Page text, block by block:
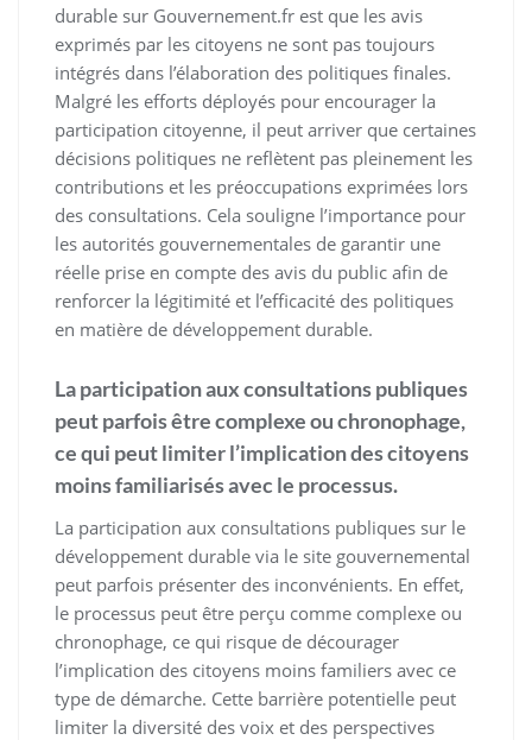
durable sur Gouvernement.fr est que les avis
exprimés par les citoyens ne sont pas toujours
intégrés dans l’élaboration des politiques finales.
Malgré les efforts déployés pour encourager la
participation citoyenne, il peut arriver que certaines
décisions politiques ne reflètent pas pleinement les
contributions et les préoccupations exprimées lors
des consultations. Cela souligne l’importance pour
les autorités gouvernementales de garantir une
réelle prise en compte des avis du public afin de
renforcer la légitimité et l’efficacité des politiques
en matière de développement durable.
La participation aux consultations publiques
peut parfois être complexe ou chronophage,
ce qui peut limiter l’implication des citoyens
moins familiarisés avec le processus.
La participation aux consultations publiques sur le
développement durable via le site gouvernemental
peut parfois présenter des inconvénients. En effet,
le processus peut être perçu comme complexe ou
chronophage, ce qui risque de décourager
l’implication des citoyens moins familiers avec ce
type de démarche. Cette barrière potentielle peut
limiter la diversité des voix et des perspectives